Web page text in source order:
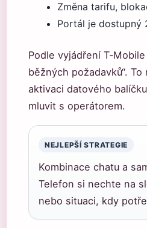
Změna tarifu,
Portál je dostupný
Podle vyjádření
běžných požadavků“.
aktivaci datového
mluvit s operátorem.
NEJLEPŠÍ STRATEGIE
Kombinace chatu a
Telefon si nechte na
nebo situaci, kdy